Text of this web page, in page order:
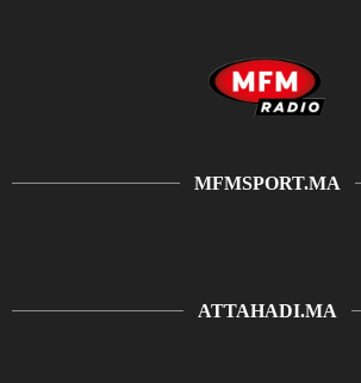
MFMSPORT.MA
ATTAHADI.MA